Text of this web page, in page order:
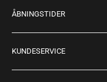
ÅBNINGSTIDER
Lørdag: 10:00 - 14:00
Søndag: Lukket
KUNDESERVICE
Køb returlabel